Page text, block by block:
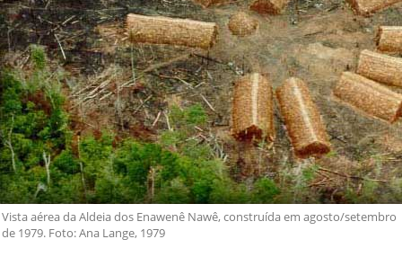
Vista aérea da Aldeia dos Enawenê Nawê, construída em agosto/setembro
de 1979. Foto: Ana Lange, 1979